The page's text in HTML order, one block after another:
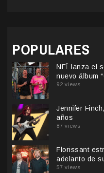
POPULARES
NFÏ lanza el
nuevo álbum
92 views
Jennifer
años
87 views
Florissant
adelanto de
57 views